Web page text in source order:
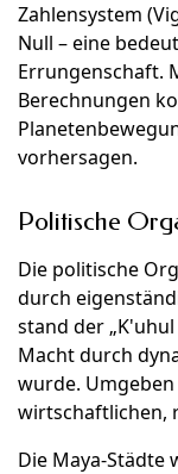
Zahlensystem
Null – eine
Errungenschaft.
Berechnungen
vorhersagen.
Politische
Die politische
durch
stand der „K'uhul
Macht durch
wurde.
wirtschaftlichen,
Die Maya-Städte